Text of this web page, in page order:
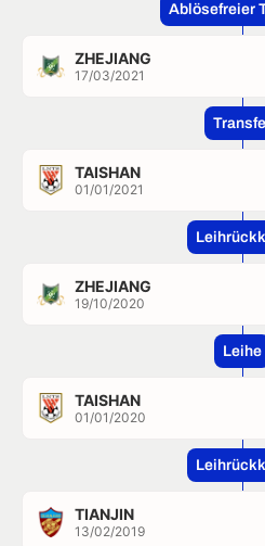
Ablösefreier
ZHEJIANG
17/03/2021
TAISHAN
01/01/2021
ZHEJIANG
19/10/2020
Leihe
TAISHAN
01/01/2020
TIANJIN
13/02/2019